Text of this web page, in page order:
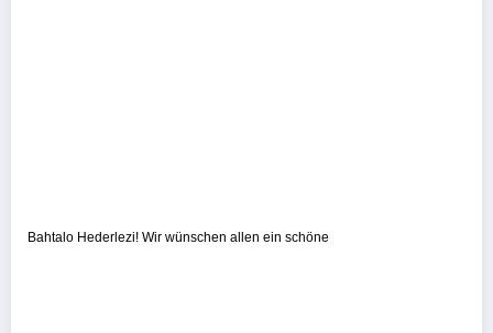
Bahtalo Hederlezi! Wir wünschen allen ein schöne